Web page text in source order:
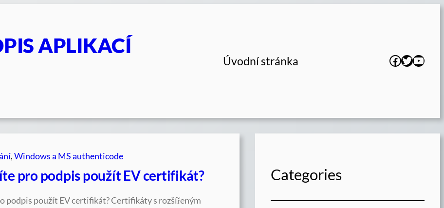
APLIKACÍ
Úvodní stránka Facebook
Twitter
, Windows a MS authenticode
pro podpis použít EV certifikát?
podpis použít EV certifikát? Certifikáty s rozšířeným
Categories